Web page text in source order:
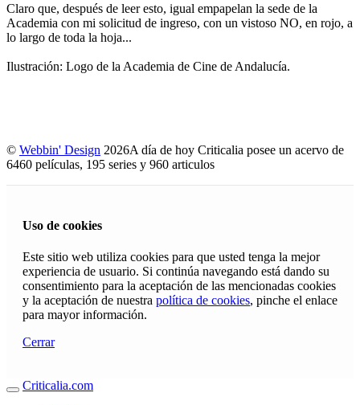
Claro que, después de leer esto, igual empapelan la sede de la
Academia con mi solicitud de ingreso, con un vistoso NO, en rojo, a
lo largo de toda la hoja...
Ilustración: Logo de la Academia de Cine de Andalucía.
© Webbin' Design 2026A día de hoy Criticalia posee un acervo de
6460 películas, 195 series y 960 articulos
Uso de cookies
Este sitio web utiliza cookies para que usted tenga la mejor
experiencia de usuario. Si continúa navegando está dando su
consentimiento para la aceptación de las mencionadas cookies
y la aceptación de nuestra política de cookies, pinche el enlace
para mayor información.
Cerrar
Criticalia.com